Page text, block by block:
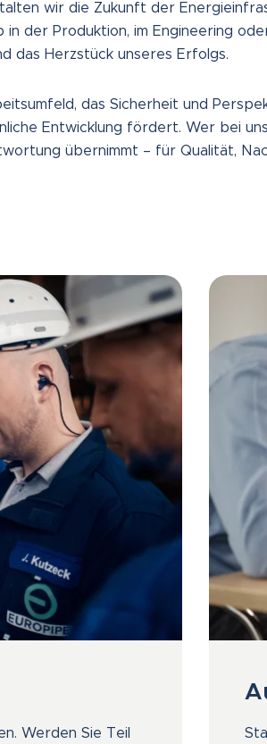
wir die Zukunft der
in der Produktion, im Engineering
das Herzstück unseres Erfolgs.
das Sicherheit und
Entwicklung fördert. Wer bei
übernimmt – für Qualität,
Werden Sie Teil